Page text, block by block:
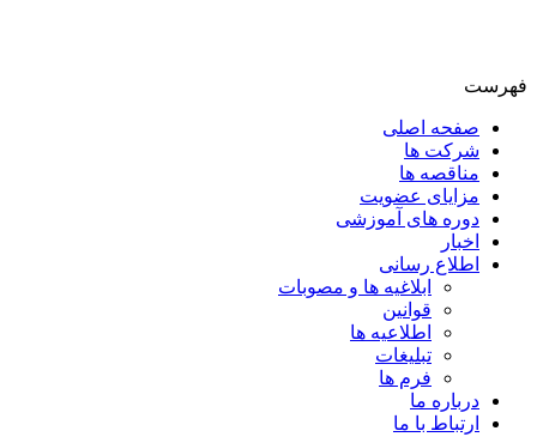
فهرست
صفحه اصلی
شرکت ها
مناقصه ها
مزایای عضویت
دوره های آموزشی
اخبار
اطلاع رسانی
ابلاغیه ها و مصوبات
قوانین
اطلاعیه ها
تبلیغات
فرم ها
درباره ما
ارتباط با ما